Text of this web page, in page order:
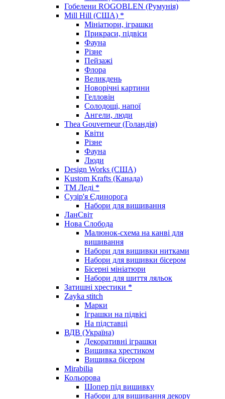
Гобелени ROGOBLEN (Румунія)
Mill Hill (США) *
Мініатюри, іграшки
Прикраси, підвіси
Фауна
Різне
Пейзажі
Флора
Великдень
Новорічні картини
Гелловін
Солодощі, напої
Ангели, люди
Thea Gouverneur (Голандія)
Квіти
Різне
Фауна
Люди
Design Works (США)
Kustom Krafts (Канада)
ТМ Леді *
Сузір'я Єдинорога
Набори для вишивання
ЛанСвіт
Нова Слобода
Малюнок-схема на канві для
вишивання
Набори для вишивки нитками
Набори для вишивки бісером
Бісерні мініатюри
Набори для шиття ляльок
Затишні хрестики *
Zayka stitch
Марки
Іграшки на підвісі
На підставці
ВДВ (Україна)
Декоративні іграшки
Вишивка хрестиком
Вишивка бісером
Mirabilia
Кольорова
Шопер під вишивку
Набори для вишивання декору